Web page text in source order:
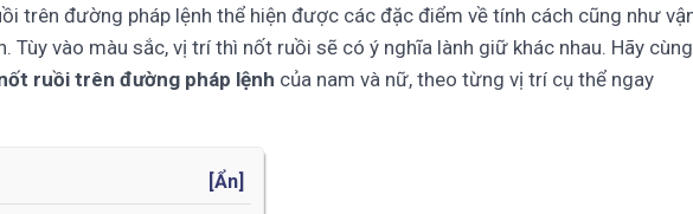
trên đường pháp lệnh thể hiện được các đặc điểm về tính cách cũng như
Tùy vào màu sắc, vị trí thì nốt ruồi sẽ có ý nghĩa lành giữ khác nhau. Hãy cùng
ruồi trên đường pháp lệnh của nam và nữ, theo từng vị trí cụ thể ngay
[Ẩn]